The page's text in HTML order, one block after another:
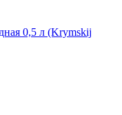
0,5 л (Krymskij